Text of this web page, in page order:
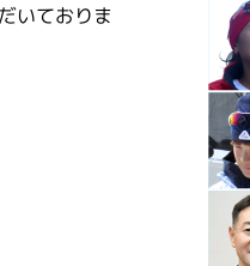
いておりま